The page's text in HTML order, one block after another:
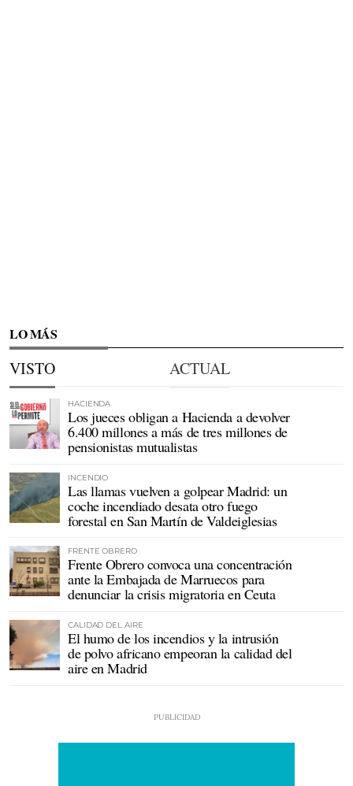
LO MÁS
VISTO ACTUAL
HACIENDA
Los jueces obligan a Hacienda a devolver
6.400 millones a más de tres millones de
pensionistas mutualistas
INCENDIO
Las llamas vuelven a golpear Madrid: un
coche incendiado desata otro fuego
forestal en San Martín de Valdeiglesias
FRENTE OBRERO
Frente Obrero convoca una concentración
ante la Embajada de Marruecos para
denunciar la crisis migratoria en Ceuta
CALIDAD DEL AIRE
El humo de los incendios y la intrusión
de polvo africano empeoran la calidad del
aire en Madrid